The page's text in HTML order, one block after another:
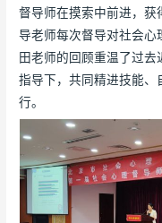
督导师在摸索中前进，
导老师每次督导对社会
田老师的回顾重温了过
指导下，共同精进技能
行。